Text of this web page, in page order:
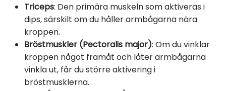
Triceps: Den primära muskeln som aktiveras i
dips, särskilt om du håller armbågarna nära
kroppen.
Bröstmuskler (Pectoralis major): Om du vinklar
kroppen något framåt och låter armbågarna
vinkla ut, får du större aktivering i
bröstmusklerna.